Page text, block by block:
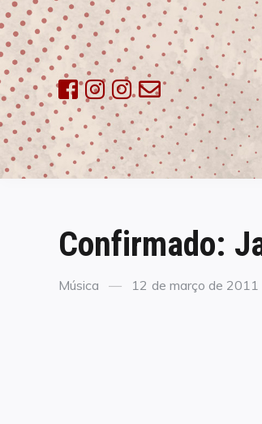
Skip
to
content
Confirmado:
Categories
Música
Posted
12 de março de 2011